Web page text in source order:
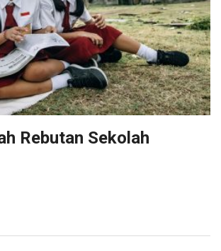
Rebutan Sekolah